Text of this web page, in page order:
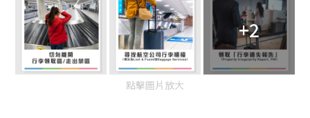
+2
點擊圖片放大